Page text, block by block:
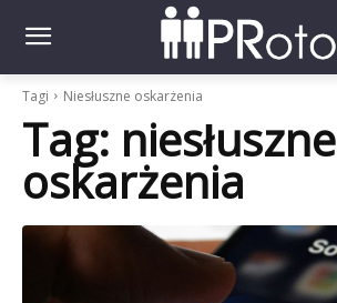
Tagi Niesłuszne oskarżenia
Tag: niesłuszne
oskarżenia